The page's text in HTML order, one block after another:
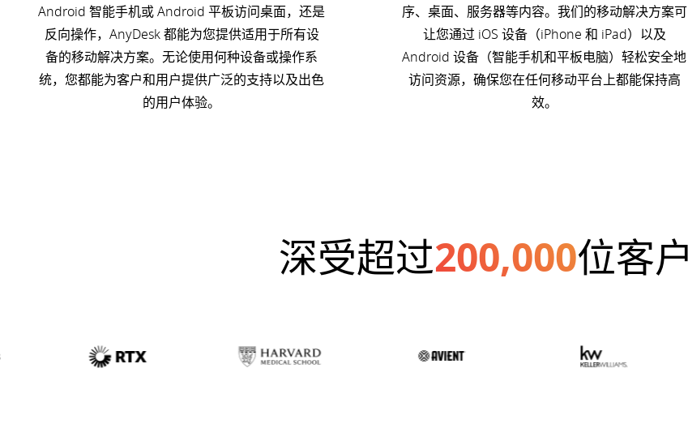
Android 智能手机或 Android 平板访问桌面，还是
反向操作，AnyDesk 都能为您提供适用于所有设
备的移动解决方案。无论使用何种设备或操作系
统，您都能为客户和用户提供广泛的支持以及出色
的用户体验。
序、桌面、服务器等内容。我们的移动解决方案可
让您通过 iOS 设备（iPhone 和 iPad）以及
Android 设备（智能手机和平板电脑）轻松安全地
访问资源，确保您在任何移动平台上都能保持高
效。
深受超过200,000位客